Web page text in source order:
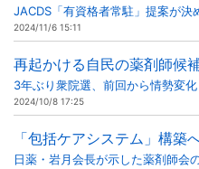
JACDS「有資格者常駐」提案が決
2024/11/6 15:11
再起かける自民の薬剤師候
3年ぶり衆院選、前回から情勢変化
2024/10/8 17:25
「包括ケアシステム」構築
日薬・岩月会長が示した薬剤師会